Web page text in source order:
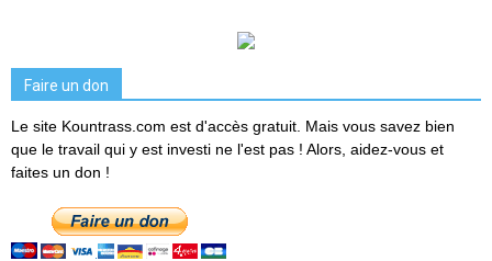
Faire un don
Le site Kountrass.com est d'accès gratuit. Mais vous savez bien
que le travail qui y est investi ne l'est pas ! Alors, aidez-vous et
faites un don !